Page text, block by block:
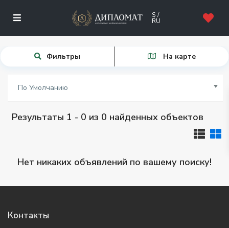
$ /
RU
Фильтры На карте
По Умолчанию
Результаты 1 - 0 из 0 найденных объектов
Нет никаких объявлений по вашему поиску!
Контакты